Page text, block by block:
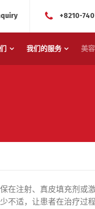
+8210-
我们的服务 美
在注射、真皮填充剂或
不适，让患者在治疗过